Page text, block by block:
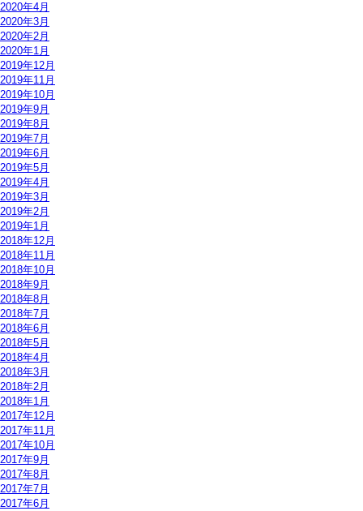
2020年4月
2020年3月
2020年2月
2020年1月
2019年12月
2019年11月
2019年10月
2019年9月
2019年8月
2019年7月
2019年6月
2019年5月
2019年4月
2019年3月
2019年2月
2019年1月
2018年12月
2018年11月
2018年10月
2018年9月
2018年8月
2018年7月
2018年6月
2018年5月
2018年4月
2018年3月
2018年2月
2018年1月
2017年12月
2017年11月
2017年10月
2017年9月
2017年8月
2017年7月
2017年6月